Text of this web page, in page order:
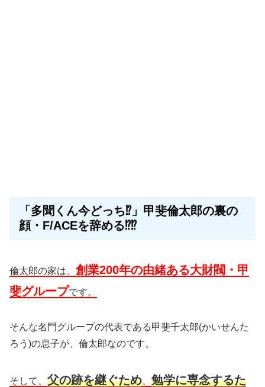
「多聞くん今どっち⁉」甲斐倫太郎の裏の
顔・F/ACEを辞める⁉⁉
倫太郎の家は、 創業200年の由緒ある大財閥・甲
斐グループです。
そんな名門グループの代表である甲斐千太郎(かいせんた
ろう)の息子が、倫太郎なのです。
そして、 父の跡を継ぐため
勉学に専念するた